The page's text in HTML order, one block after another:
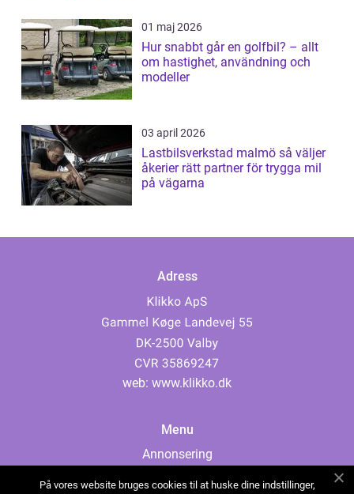
01 maj 2026
Hur snabbt går en golfbil? – allt
om hastighet, användning och
modeller
03 april 2026
Lastbilsverkstad malmö så väljer
åkerier rätt partner för trygga mil
på vägarna
Adress
web: www.klikko.dk
Menu
Annonsering
På vores website bruges cookies til at huske dine indstillinger,